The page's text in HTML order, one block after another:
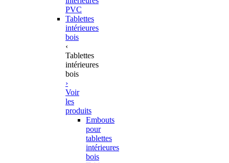
PVC
Tablettes
intérieures
bois
‹
Tablettes
intérieures
bois
›
Voir
les
produits
Embouts
pour
tablettes
intérieures
bois